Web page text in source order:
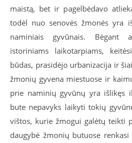
maistą, bet ir pagelbėdavo
todėl nuo senovės žmonės yra
naminiais gyvūnais. Bėgant
istoriniams laikotarpiams,
būdas, prasidėjo urbanizacija ir
žmonių gyvena miestuose ir
prie naminių gyvūnų yra išlikęs
bute nepavyks laikyti tokių
vištos, kurie žmogui galėtų teikti
daugybė žmonių butuose